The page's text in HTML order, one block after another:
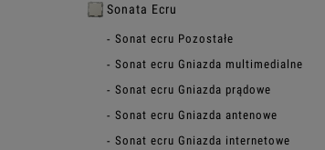
Sonata Ecru
Sonat ecru Pozostałe
Sonat ecru Gniazda multimedialne
Sonat ecru Gniazda prądowe
Sonat ecru Gniazda antenowe
Sonat ecru Gniazda internetowe